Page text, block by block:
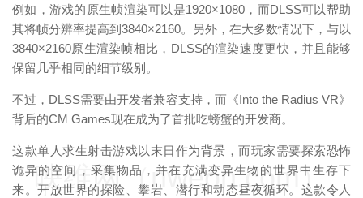
例如，游戏的原生帧渲染可以是1920×1080，而DLSS可以帮助
其将帧分辨率提高到3840×2160。另外，在大多数情况下，与以
3840×2160原生渲染帧相比，DLSS的渲染速度更快，并且能够
保留几乎相同的细节级别。
不过，DLSS需要由开发者兼容支持，而《Into the Radius VR》
背后的CM Games现在成为了首批吃螃蟹的开发商。
这款单人求生射击游戏以末日作为背景，而玩家需要探索恐怖
诡异的空间，采集物品，并在充满变异生物的世界中生存下
来。开放世界的探险、攀岩、潜行和动态昼夜循环。这款令人
映维网（nweon.com）